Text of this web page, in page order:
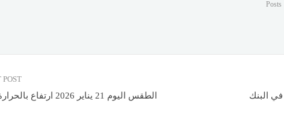
أسعار العملات الأجنبية أمام الجنيه اليوم الأربعاء 21-1-2026 في البنك
POST
الطقس اليوم 21 يناير 2026 ارتفاع بالحرارة وشبورة